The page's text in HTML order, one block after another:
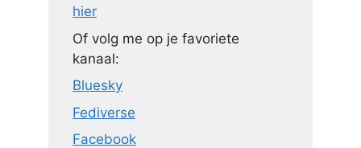
hier
Of volg me op je favoriete
kanaal:
Bluesky
Fediverse
Facebook